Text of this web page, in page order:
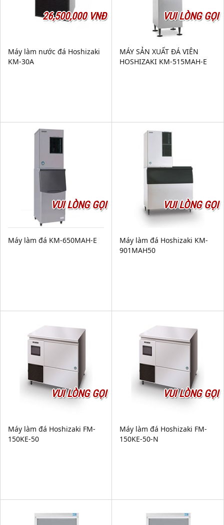
26,500,000 VNĐ
Máy làm nước đá Hoshizaki
KM-30A
VUI LÒNG GỌI
MÁY SẢN XUẤT ĐÁ VIÊN
HOSHIZAKI KM-515MAH-E
VUI LÒNG GỌI
Máy làm đá KM-650MAH-E
VUI LÒNG GỌI
Máy làm đá Hoshizaki KM-
901MAH50
VUI LÒNG GỌI
Máy làm đá Hoshizaki FM-
150KE-50
VUI LÒNG GỌI
Máy làm đá Hoshizaki FM-
150KE-50-N